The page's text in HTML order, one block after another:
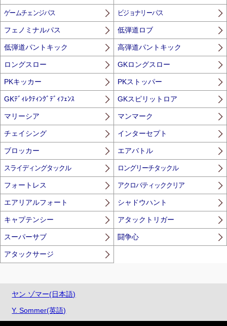
ゲームチェンジパス ビジョナリーパス
フェノミナルパス 低弾道ロブ
低弾道パントキック 高弾道パントキック
ロングスロー GKロングスロー
PKキッカー PKストッパー
GKﾃﾞｨﾚｸﾃｨﾝｸﾞﾃﾞｨﾌｪﾝｽ GKスピリットロア
マリーシア マンマーク
チェイシング インターセプト
ブロッカー エアバトル
スライディングタックル ロングリーチタックル
フォートレス アクロバティッククリア
エアリアルフォート シャドウハント
キャプテンシー アタックトリガー
スーパーサブ 闘争心
アタックサージ
ヤン ゾマー(日本語)
Y. Sommer(英語)